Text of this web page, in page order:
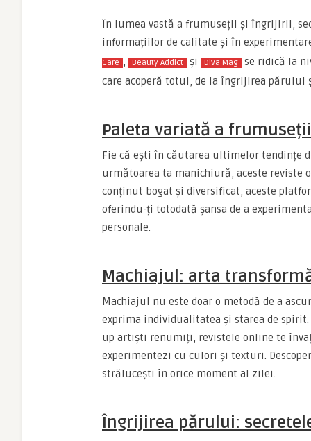
În lumea vastă a frumuseții și îngrijirii,
informațiilor de calitate și în
Care , Beauty Addict și Diva Mag se ridică la
care acoperă totul, de la îngrijirea părului
Paleta variată a frumuseții
Fie că ești în căutarea ultimelor tendințe
următoarea ta manichiură, aceste reviste
conținut bogat și diversificat, aceste
oferindu-ți totodată șansa de a
personale.
Machiajul: arta
Machiajul nu este doar o metodă de a
exprima individualitatea și starea de
up artiști renumiți, revistele online te
experimentezi cu culori și texturi.
strălucești în orice moment al zilei.
Îngrijirea părului: